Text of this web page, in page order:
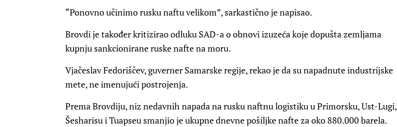
“Ponovno učinimo rusku naftu velikom”, sarkastično je napisao.
Brovdi je također kritizirao odluku SAD-a o obnovi izuzeća koje dopušta zemljama
kupnju sankcionirane ruske nafte na moru.
Vjačeslav Fedoriščev, guverner Samarske regije, rekao je da su napadnute industrijske
mete, ne imenujući postrojenja.
Prema Brovdiju, niz nedavnih napada na rusku naftnu logistiku u Primorsku, Ust-Lugi,
Šesharisu i Tuapseu smanjio je ukupne dnevne pošiljke nafte za oko 880.000 barela.